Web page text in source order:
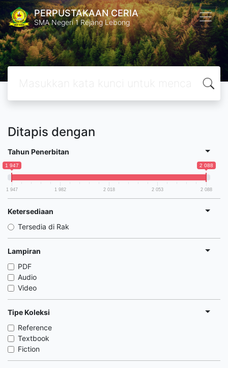
PERPUSTAKAAN CERIA
SMA Negeri 1 Rejang Lebong
Ditapis dengan
Tahun Penerbitan
1 947 2 088
1 947 1 982 2 018 2 053 2 088
Ketersediaan
Tersedia di Rak
Lampiran
PDF
Audio
Video
Tipe Koleksi
Reference
Textbook
Fiction